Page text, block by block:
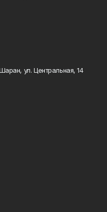
ул. Центральная, 14